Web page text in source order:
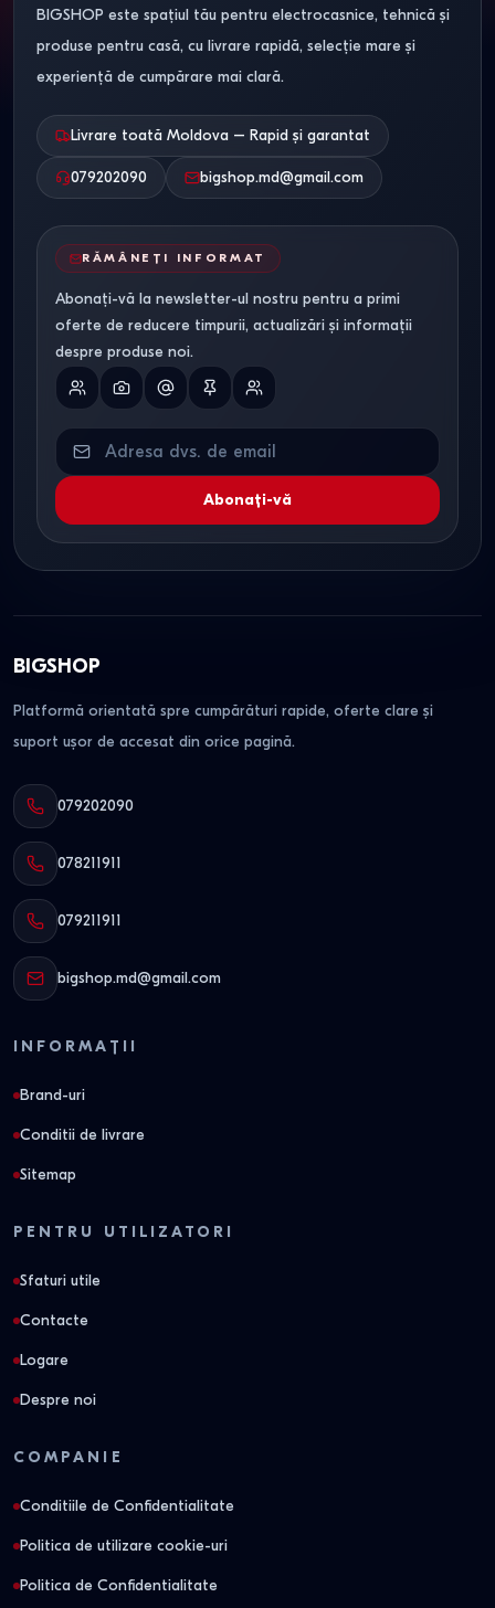
BIGSHOP este spațiul tău pentru electrocasnice, tehnică și
produse pentru casă, cu livrare rapidă, selecție mare și
experiență de cumpărare mai clară.
Livrare toată Moldova – Rapid și garantat
079202090 bigshop.md@gmail.com
RĂMÂNEȚI INFORMAT
Abonați-vă la newsletter-ul nostru pentru a primi
oferte de reducere timpurii, actualizări și informații
despre produse noi.
Abonați-vă
BIGSHOP
Platformă orientată spre cumpărături rapide, oferte clare și
suport ușor de accesat din orice pagină.
079202090
078211911
079211911
bigshop.md@gmail.com
INFORMAȚII
Brand-uri
Conditii de livrare
Sitemap
PENTRU UTILIZATORI
Sfaturi utile
Contacte
Logare
Despre noi
COMPANIE
Conditiile de Confidentialitate
Politica de utilizare cookie-uri
Politica de Confidentialitate